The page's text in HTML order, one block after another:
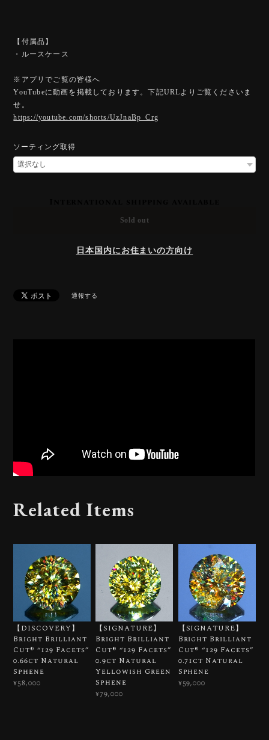
【付属品】
・ルースケース
※アプリでご覧の皆様へ
YouTubeに動画を掲載しております。下記URLよりご覧くださいま
せ。
https://youtube.com/shorts/UzJnaBp_Crg
ソーティング取得
Sold out
日本国内にお住まいの方向け
通報する
Related Items
【DISCOVERY】
Bright Brilliant
Cut®︎ “129 Facets”
0.66ct Natural
Sphene
¥58,000
【SIGNATURE】
Bright Brilliant
Cut®︎ “129 Facets”
0.9ct Natural
Yellowish Green
Sphene
¥79,000
【SIGNATURE】
Bright Brilliant
Cut®︎ “129 Facets”
0.71ct Natural
Sphene
¥59,000